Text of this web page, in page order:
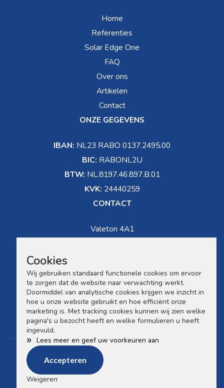
Home
Referenties
Solar Edge One
FAQ
Over ons
Artikelen
Contact
ONZE GEGEVENS
IBAN: NL23 RABO 0137.2495.00
BIC: RABONL2U
BTW: NL.8197.46.897.B.01
KVK: 24440259
CONTACT
Valeton 4A1
0418-683612
info@soldu.nl
Showroombezoek op afspraak
Privacyverklaring
Cookies
© 2026 All rights reserved.
Cookies
Wij gebruiken standaard functionele cookies om ervoor
te zorgen dat de website naar verwachting werkt.
Doormiddel van analytische cookies krijgen we inzicht in
hoe u onze website gebruikt en hoe efficiënt onze
marketing is. Met tracking cookies kunnen wij zien welke
pagina's u bezocht heeft en welke formulieren u heeft
ingevuld.
» Lees meer en geef uw voorkeuren aan
Accepteren
Weigeren